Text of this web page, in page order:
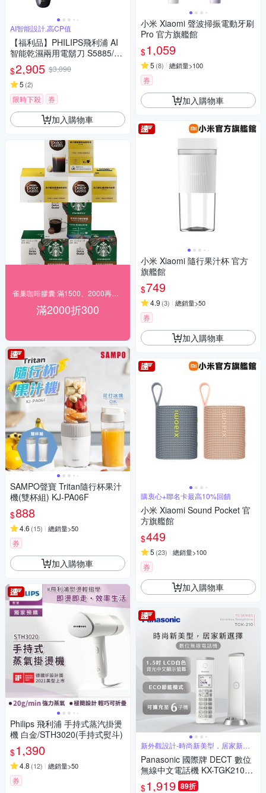
AI智能設計,高CP值
【福利品】PHILIPS飛利浦 AI
智能乾濕兩用電鬍刀 S5885/10
(一年保固)
$2,905 $3,090
5 (2)
限時下殺 券
加入購物車
滿2000折300
SAMPO聲寶 Tritan隨行杯果汁
機(雙杯組) KJ-PA06F
$888
4.6 (15) 總銷量>50
券
加入購物車
Philips 飛利浦 手持式蒸汽掛燙
機 白金/STH3020(手持式熨斗)
$1,390
4.8 (12) 總銷量>50
券
小米 Xiaomi 聲波掃振電動牙刷
Pro 官方旗艦館
$1,059
5 (8) 總銷量>100
券
加入購物車
小米 Xiaomi 隨行果汁杯 官方
旗艦館
$749
4.9 (3) 總銷量>50
券
加入購物車
購衷心+聯名卡最高10%回饋
小米 Xiaomi Sound Pocket 官
方旗艦館
$449
5 (23) 總銷量>100
券
加入購物車
新外觀設計-時尚新美型，居家新選
擇
Panasonic 國際牌 DECT 數位
無線中文電話機 KX-TGK210T
W
$1,919 89折